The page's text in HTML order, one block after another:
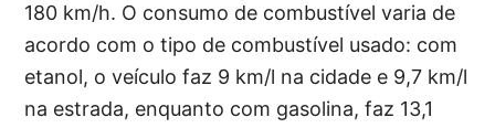
180 km/h. O consumo de combustível varia de
acordo com o tipo de combustível usado: com
etanol, o veículo faz 9 km/l na cidade e 9,7 km/l
na estrada, enquanto com gasolina, faz 13,1